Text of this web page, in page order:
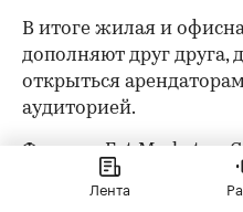
В итоге жилая и
дополняют друг друга,
открыться
аудиторией.
Фудхолл Eat Market в
гастрономическое
разных кухонь мира,
Лента